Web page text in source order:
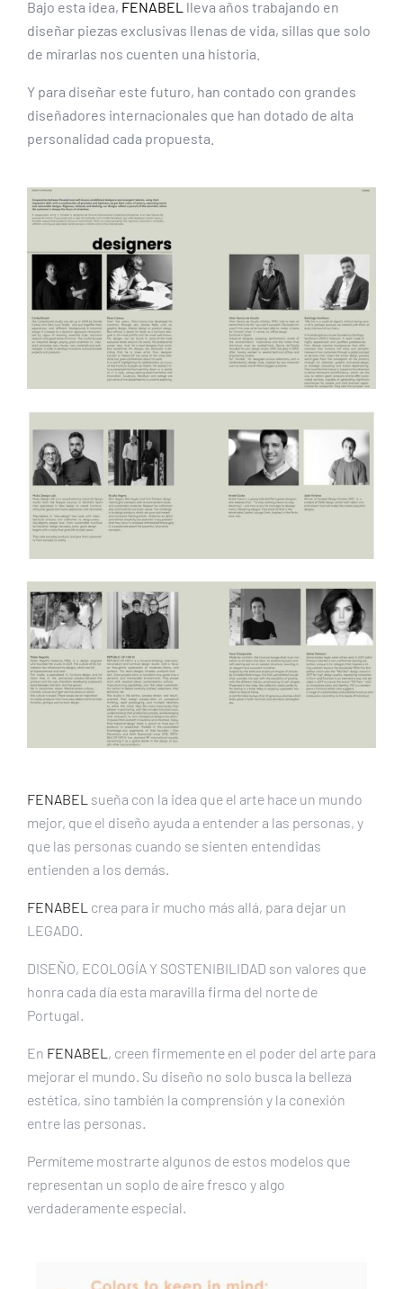
Bajo esta idea, FENABEL lleva años trabajando en
diseñar piezas exclusivas llenas de vida, sillas que solo
de mirarlas nos cuenten una historia.
Y para diseñar este futuro, han contado con grandes
diseñadores internacionales que han dotado de alta
personalidad cada propuesta.
FENABEL sueña con la idea que el arte hace un mundo
mejor, que el diseño ayuda a entender a las personas, y
que las personas cuando se sienten entendidas
entienden a los demás.
FENABEL crea para ir mucho más allá, para dejar un
LEGADO.
DISEÑO, ECOLOGÍA Y SOSTENIBILIDAD son valores que
honra cada día esta maravilla firma del norte de
Portugal.
En FENABEL , creen firmemente en el poder del arte para
mejorar el mundo. Su diseño no solo busca la belleza
estética, sino también la comprensión y la conexión
entre las personas.
Permíteme mostrarte algunos de estos modelos que
representan un soplo de aire fresco y algo
verdaderamente especial.